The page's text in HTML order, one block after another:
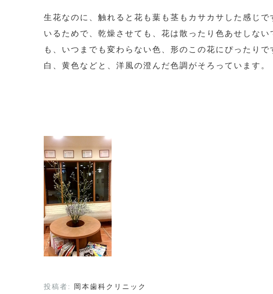
生花なのに、触れると花も葉も茎もカサカサした感じ
いるためで、乾燥させても、花は散ったり色あせしな
も、いつまでも変わらない色、形のこの花にぴったり
白、黄色などと、洋風の澄んだ色調がそろっています。
投稿者: 岡本歯科クリニック